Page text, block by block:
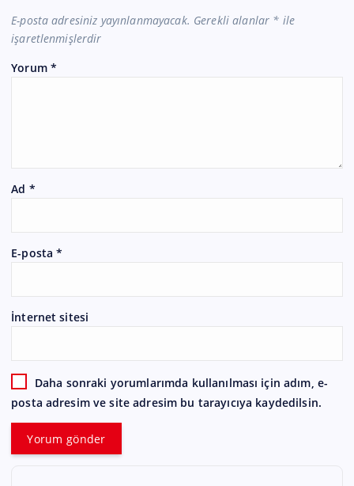
E-posta adresiniz yayınlanmayacak. Gerekli alanlar * ile
işaretlenmişlerdir
Yorum *
Ad *
E-posta*
İnternet sitesi
Daha sonraki yorumlarımda kullanılması için adım, e-
posta adresim ve site adresim bu tarayıcıya kaydedilsin.